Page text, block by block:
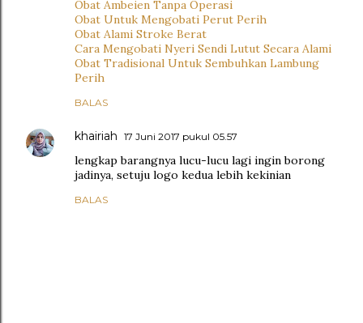
Obat Ambeien Tanpa Operasi
Obat Untuk Mengobati Perut Perih
Obat Alami Stroke Berat
Cara Mengobati Nyeri Sendi Lutut Secara Alami
Obat Tradisional Untuk Sembuhkan Lambung
Perih
BALAS
khairiah 17 Juni 2017 pukul 05.57
lengkap barangnya lucu-lucu lagi ingin borong
jadinya, setuju logo kedua lebih kekinian
BALAS